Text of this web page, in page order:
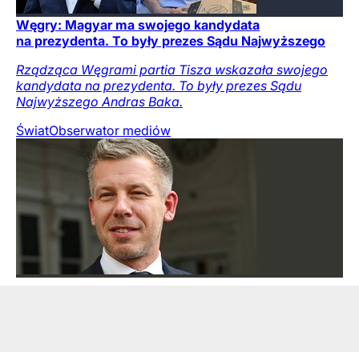
Węgry: Magyar ma swojego kandydata
na prezydenta. To były prezes Sądu Najwyższego
Rządząca Węgrami partia Tisza wskazała swojego
kandydata na prezydenta. To były prezes Sądu
Najwyższego Andras Baka.
ŚwiatObserwator mediów